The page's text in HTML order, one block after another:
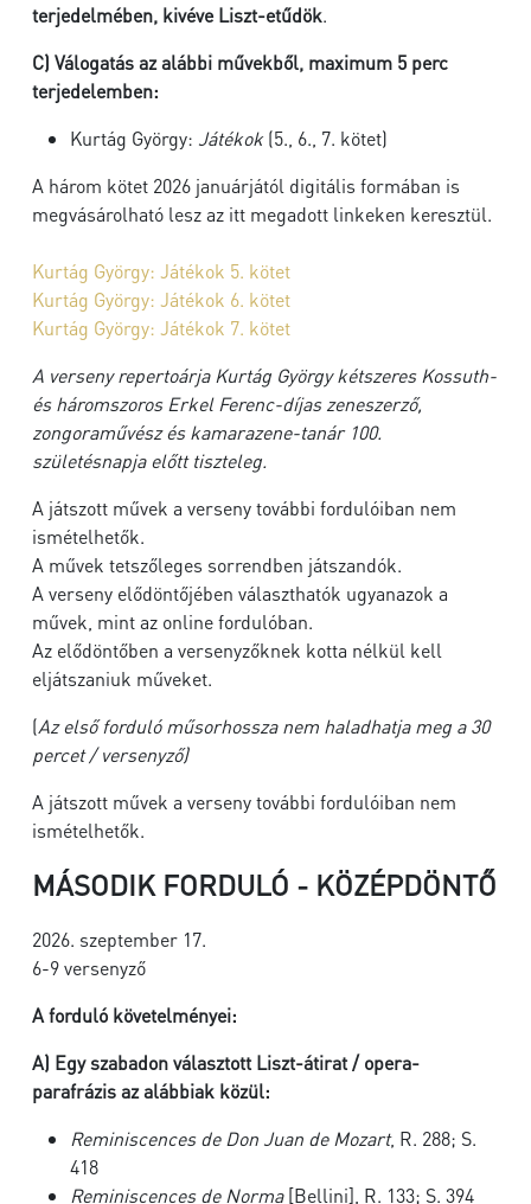
terjedelmében, kivéve Liszt-etűdök.
C) Válogatás az alábbi művekből, maximum 5 perc
terjedelemben:
Kurtág György: Játékok(5., 6., 7. kötet)
A három kötet 2026 januárjától digitális formában is
megvásárolható lesz az itt megadott linkeken keresztül.
Kurtág György: Játékok 5. kötet
Kurtág György: Játékok 6. kötet
Kurtág György: Játékok 7. kötet
A verseny repertoárja Kurtág György kétszeres Kossuth-
és háromszoros Erkel Ferenc-díjas zeneszerző,
zongoraművész és kamarazene-tanár 100.
születésnapja előtt tiszteleg.
A játszott művek a verseny további fordulóiban nem
ismételhetők.
A művek tetszőleges sorrendben játszandók.
A verseny elődöntőjében választhatók ugyanazok a
művek, mint az online fordulóban.
Az elődöntőben a versenyzőknek kotta nélkül kell
eljátszaniuk műveket.
(Az első forduló műsorhossza nem haladhatja meg a 30
percet / versenyző)
A játszott művek a verseny további fordulóiban nem
ismételhetők.
MÁSODIK FORDULÓ - KÖZÉPDÖNTŐ
2026. szeptember 17.
6-9 versenyző
A forduló követelményei:
A) Egy szabadon választott Liszt-átirat / opera-
parafrázis az alábbiak közül:
Reminiscences de Don Juan de Mozart, R. 288; S.
418
Reminiscences de Norma[Bellini], R. 133; S. 394